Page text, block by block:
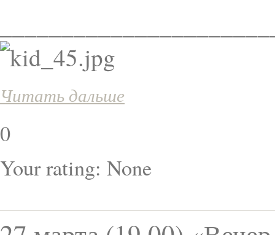
Читать дальше
0
Your rating: None